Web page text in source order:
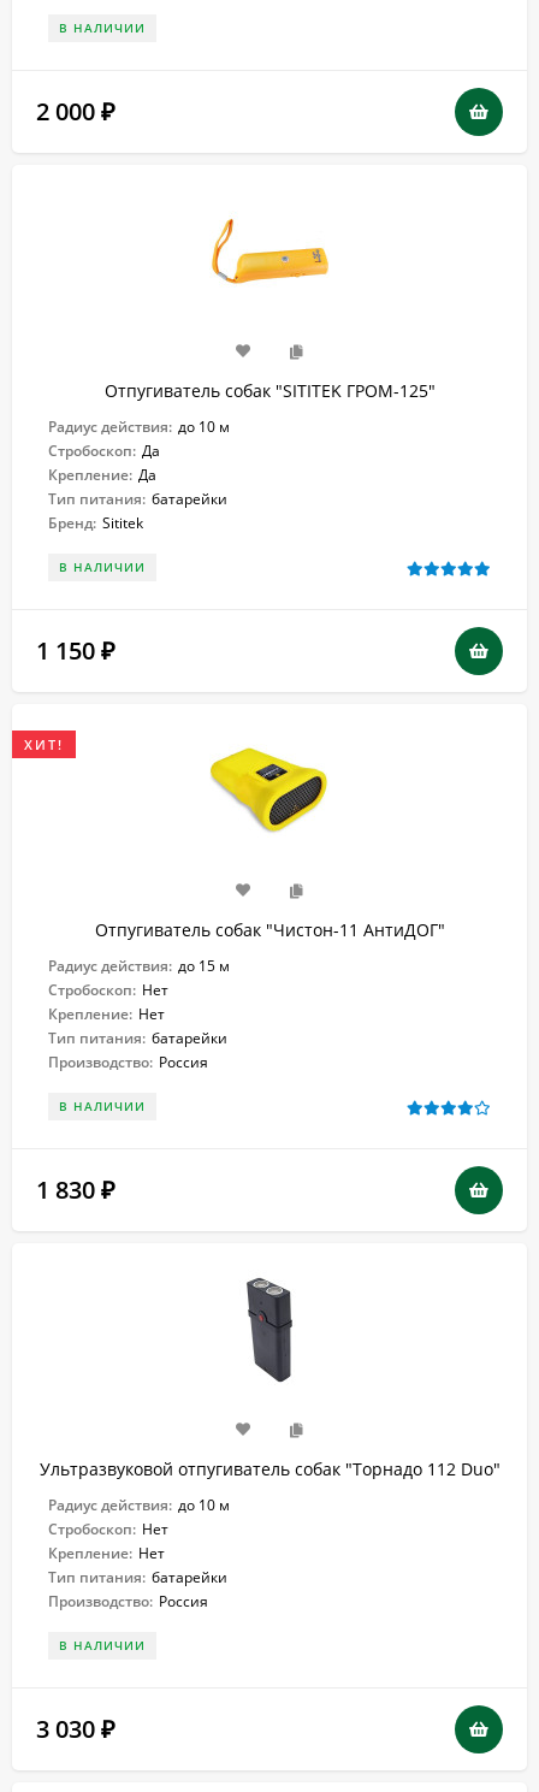
В НАЛИЧИИ
2 000 ₽
Отпугиватель собак "SITITEK ГРОМ-125"
Радиус действия: до 10 м
Стробоскоп: Да
Крепление: Да
Тип питания: батарейки
Бренд: Sititek
В НАЛИЧИИ
1 150 ₽
ХИТ!
Отпугиватель собак "Чистон-11 АнтиДОГ"
Радиус действия: до 15 м
Стробоскоп: Нет
Крепление: Нет
Тип питания: батарейки
Производство: Россия
В НАЛИЧИИ
1 830 ₽
Ультразвуковой отпугиватель собак "Торнадо 112 Duo"
Радиус действия: до 10 м
Стробоскоп: Нет
Крепление: Нет
Тип питания: батарейки
Производство: Россия
В НАЛИЧИИ
3 030 ₽